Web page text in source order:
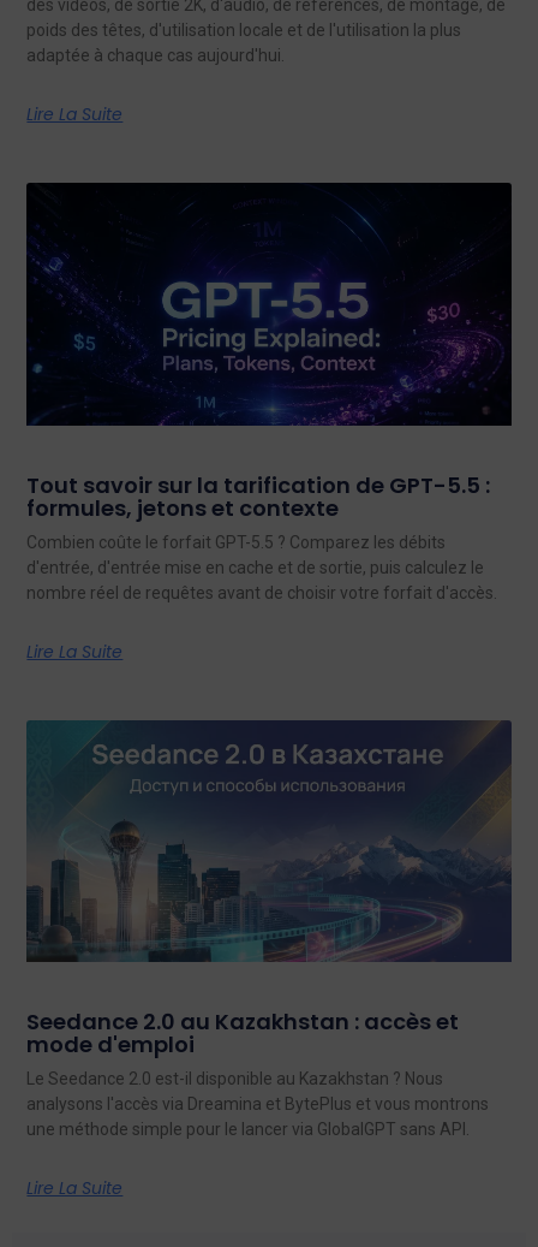
des vidéos, de sortie 2K, d'audio, de références, de montage, de
poids des têtes, d'utilisation locale et de l'utilisation la plus
adaptée à chaque cas aujourd'hui.
Lire La Suite
Tout savoir sur la tarification de GPT-5.5 :
formules, jetons et contexte
Combien coûte le forfait GPT-5.5 ? Comparez les débits
d'entrée, d'entrée mise en cache et de sortie, puis calculez le
nombre réel de requêtes avant de choisir votre forfait d'accès.
Lire La Suite
Seedance 2.0 au Kazakhstan : accès et
mode d'emploi
Le Seedance 2.0 est-il disponible au Kazakhstan ? Nous
analysons l'accès via Dreamina et BytePlus et vous montrons
une méthode simple pour le lancer via GlobalGPT sans API.
Lire La Suite